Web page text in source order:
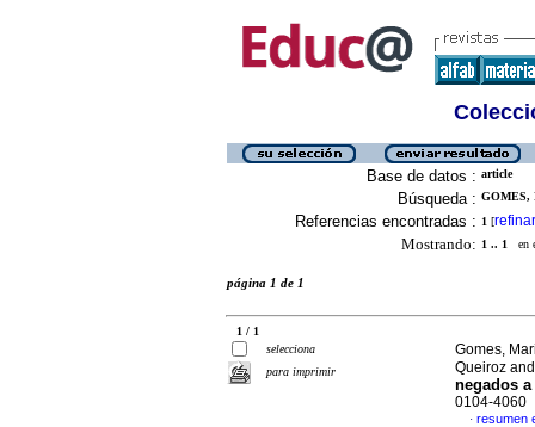
Base de datos : article
Búsqueda : GOMES,
Referencias encontradas : 1 [refinar
Mostrando: 1 .. 1 en
página 1 de 1
1 / 1
selecciona
para imprimir
Gomes,
Queiroz
negados
0104-4060
· resumen